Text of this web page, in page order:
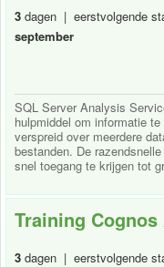
3 dagen | eerstvolgende
september
SQL Server Analysis
hulpmiddel om informatie
verspreid over meerdere
bestanden. De
snel toegang te krijgen tot
Training
3 dagen | eerstvolgende